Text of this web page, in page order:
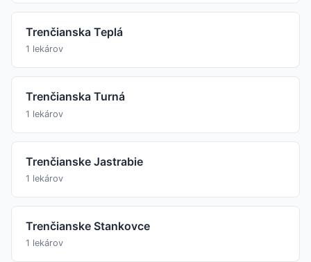
Trenčianska Teplá
1 lekárov
Trenčianska Turná
1 lekárov
Trenčianske Jastrabie
1 lekárov
Trenčianske Stankovce
1 lekárov